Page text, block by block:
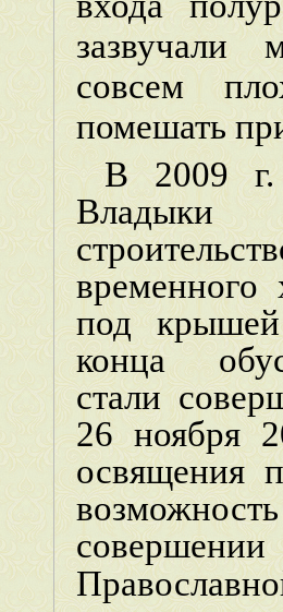
зазвучали
совсем
помешать
В 2009 г.
под
конца
стали
26 ноября
освящения